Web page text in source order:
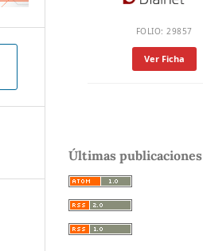
FOLIO: 29857
Ver Ficha
Últimas publicaciones